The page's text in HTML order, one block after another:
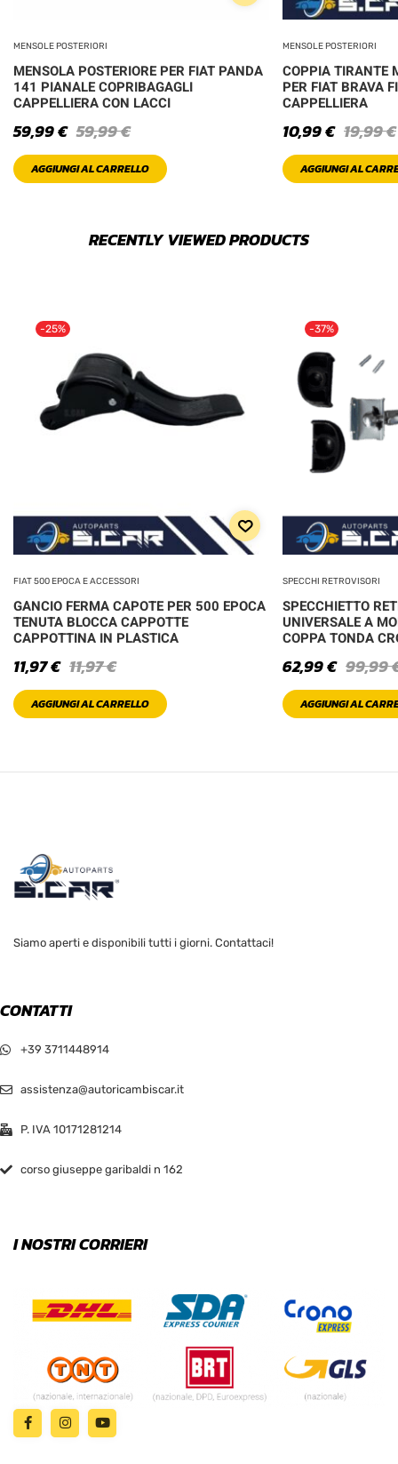
MENSOLE POSTERIORI
MENSOLA POSTERIORE PER FIAT PANDA
141 PIANALE COPRIBAGAGLI
CAPPELLIERA CON LACCI
59,99€
59,99€
AGGIUNGI AL CARRELLO
MENSOLE POSTERIORI
COPPIA TIRANTE
PER FIAT BRAVA
CAPPELLIERA
19,99€
10,99€
AGGIUNGI AL
RECENTLY VIEWED PRODUCTS
-25%
FIAT 500 EPOCA E ACCESSORI
GANCIO FERMA CAPOTE PER 500 EPOCA
TENUTA BLOCCA CAPPOTTE
CAPPOTTINA IN PLASTICA
11,97€
11,97€
AGGIUNGI AL CARRELLO
-37%
SPECCHI RETROVISORI
SPECCHIETTO
UNIVERSALE A
COPPA TONDA
99,99
62,99€
AGGIUNGI AL
Siamo aperti e disponibili tutti i giorni. Contattaci!
CONTATTI
+39 3711448914
assistenza@autoricambiscar.it
P. IVA 10171281214
corso giuseppe garibaldi n 162
I NOSTRI CORRIERI